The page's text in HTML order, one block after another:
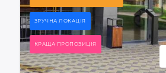
ЗРУЧНА ЛОКАЦІЯ
КРАЩА ПРОПОЗИЦІЯ